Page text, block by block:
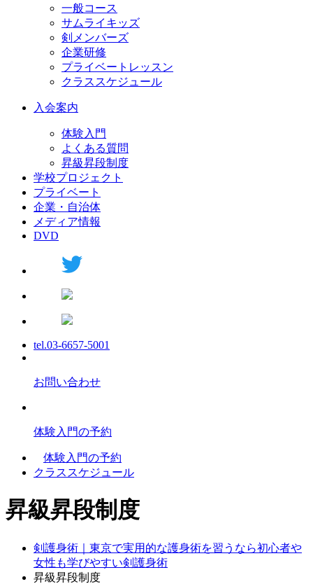
一般コース
サムライキッズ
剣メンバーズ
企業研修
プライベートレッスン
クラススケジュール
入会案内
体験入門
よくある質問
昇級昇段制度
学校プロジェクト
プライベート
企業・自治体
メディア情報
DVD
tel.03-6657-5001
お問い合わせ
体験入門の予約
体験入門の予約
クラススケジュール
昇級昇段制度
剣護身術｜東京で実用的な護身術を習うなら初心者や
女性も学びやすい剣護身術
昇級昇段制度